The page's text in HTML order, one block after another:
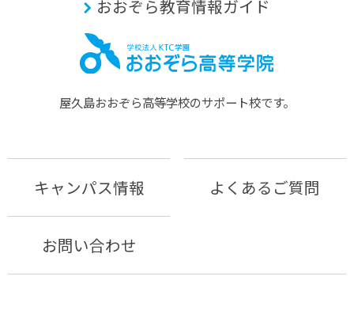
おおぞら教育情報ガイド
屋久島おおぞら⾼等学校のサポート校です。
キャンパス情報 よくあるご質問
お問い合わせ